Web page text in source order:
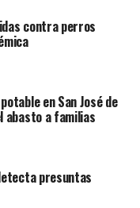
de
y los vamos a
contra perros
en San José de
abasto a familias
presuntas